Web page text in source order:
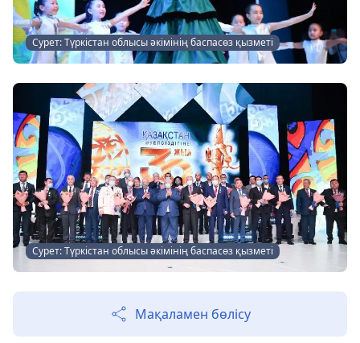
Сурет: Түркістан облысы әкімінің баспасөз қызметі
Сурет: Түркістан облысы әкімінің баспасөз қызметі
Мақаламен бөлісу